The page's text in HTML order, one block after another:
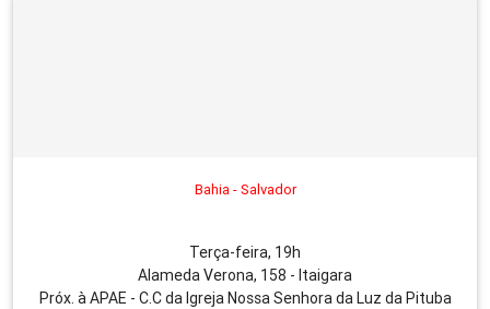
Bahia - Salvador
Terça-feira, 19h
Alameda Verona, 158 - Itaigara
Próx. à APAE - C.C da Igreja Nossa Senhora da Luz da Pituba